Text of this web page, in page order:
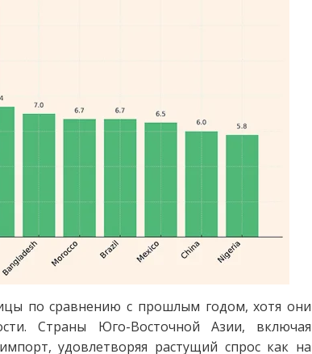
по сравнению с прошлым годом, хотя они
Страны Юго-Восточной Азии, включая
удовлетворяя растущий спрос как на